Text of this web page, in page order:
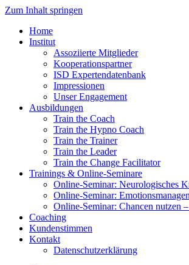
Zum Inhalt springen
Home
Institut
Assoziierte Mitglieder
Kooperationspartner
ISD Expertendatenbank
Impressionen
Unser Engagement
Ausbildungen
Train the Coach
Train the Hypno Coach
Train the Trainer
Train the Leader
Train the Change Facilitator
Trainings & Online-Seminare
Online-Seminar: Neurologisches
Online-Seminar:
Online-Seminar: Chancen nutzen
Coaching
Kundenstimmen
Kontakt
Datenschutzerklärung